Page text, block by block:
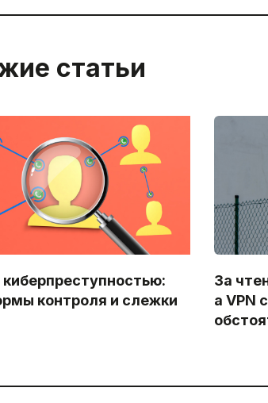
статьи
киберпреступностью:
контроля и слежки
За
а VPN